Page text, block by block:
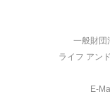
一般財団
ライフ アン
E-